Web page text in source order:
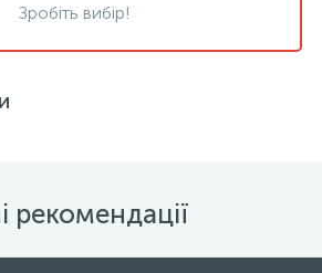
Зробіть вибір!
рекомендації